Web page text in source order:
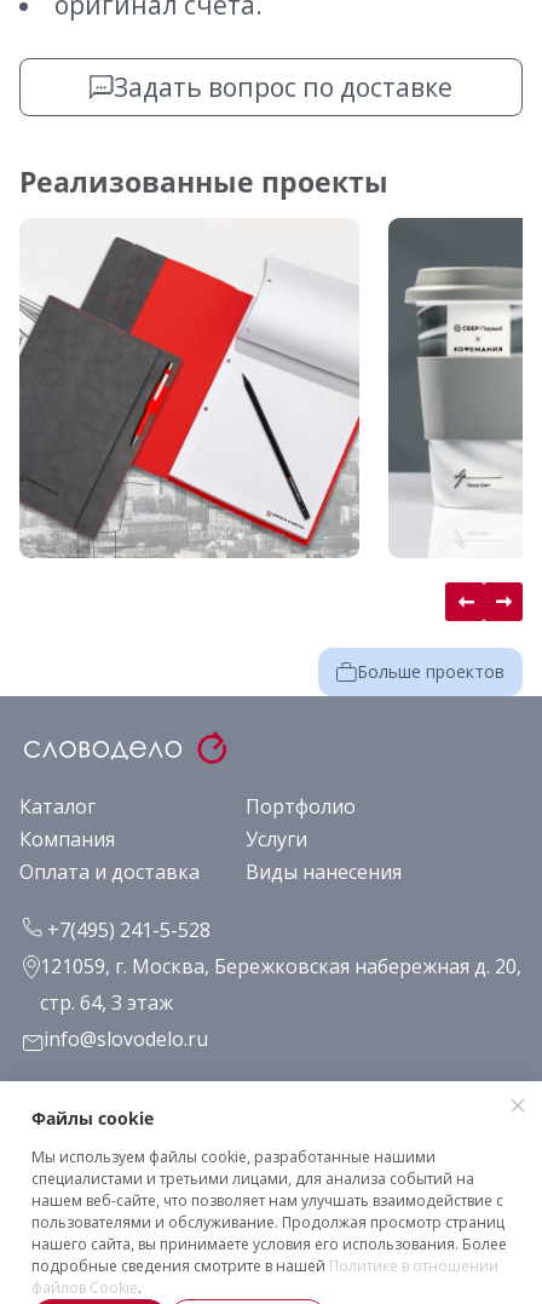
Задать вопрос по доставке
Реализованные проекты
Больше проектов
Каталог
Портфолио
Компания
Услуги
Оплата и доставка
Виды нанесения
+7(495) 241-5-528
121059, г. Москва, Бережковская набережная д. 20,
стр. 64, 3 этаж
info@slovodelo.ru
Заказать звонок
Подписаться на рассылку
Клиентское соглашение
Политика конфиденциальности
Файлы cookie
Мы используем файлы cookie, разработанные нашими
специалистами и третьими лицами, для анализа событий на
нашем веб-сайте, что позволяет нам улучшать взаимодействие с
пользователями и обслуживание. Продолжая просмотр страниц
нашего сайта, вы принимаете условия его использования. Более
подробные сведения смотрите в нашей Политике в отношении
файлов Cookie.